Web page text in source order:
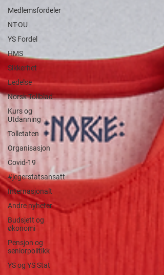
Medlemsfordeler
NT-OU
YS Fordel
HMS
Sikkerhet
Ledelse
Norsk Tollblad
Kurs og
Utdanning
Tolletaten
Organisasjon
Covid-19
#jegerstatsansatt
Internasjonalt
Andre nyheter
Budsjett og
økonomi
Pensjon og
seniorpolitikk
YS og YS Stat